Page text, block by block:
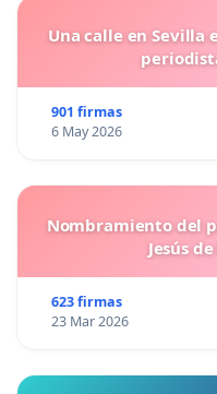
Una calle en Sevilla
901 firmas
6 May 2026
Nombramiento del
Jesús
623 firmas
23 Mar 2026